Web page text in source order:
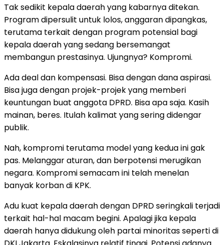
Tak sedikit kepala daerah yang kabarnya ditekan.
Program dipersulit untuk lolos, anggaran dipangkas,
terutama terkait dengan program potensial bagi
kepala daerah yang sedang bersemangat
membangun prestasinya. Ujungnya? Kompromi.
Ada deal dan kompensasi. Bisa dengan dana aspirasi.
Bisa juga dengan projek-projek yang memberi
keuntungan buat anggota DPRD. Bisa apa saja. Kasih
mainan, beres. Itulah kalimat yang sering didengar
publik.
Nah, kompromi terutama model yang kedua ini gak
pas. Melanggar aturan, dan berpotensi merugikan
negara. Kompromi semacam ini telah menelan
banyak korban di KPK.
Adu kuat kepala daerah dengan DPRD seringkali terjadi
terkait hal-hal macam begini. Apalagi jika kepala
daerah hanya didukung oleh partai minoritas seperti di